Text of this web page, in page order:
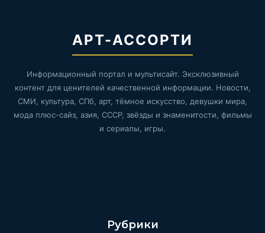
АРТ-АССОРТИ
Информационный портал и мультисайт. Эксклюзивный
контент для ценителей качественной информации. Новости,
СМИ, культура, СПб, арт, тёмное искусство, девушки мира,
мода плюс-сайз, азия, СССР, звёзды и знаменитости, фильмы
и сериалы, игры.
Рубрики